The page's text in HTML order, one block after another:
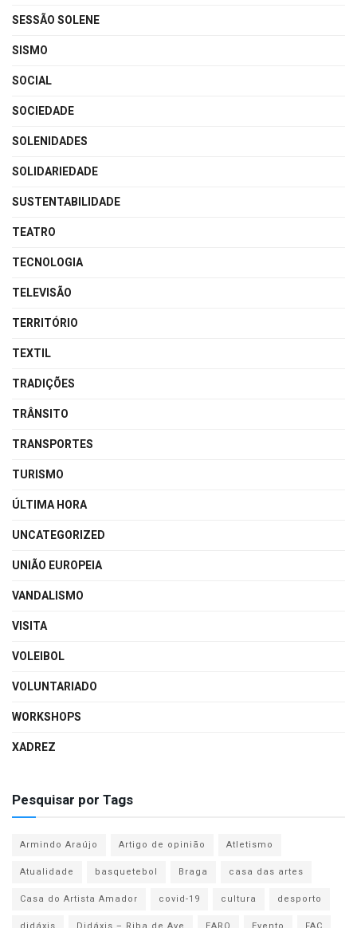
SESSÃO SOLENE
SISMO
SOCIAL
SOCIEDADE
SOLENIDADES
SOLIDARIEDADE
SUSTENTABILIDADE
TEATRO
TECNOLOGIA
TELEVISÃO
TERRITÓRIO
TEXTIL
TRADIÇÕES
TRÂNSITO
TRANSPORTES
TURISMO
ÚLTIMA HORA
UNCATEGORIZED
UNIÃO EUROPEIA
VANDALISMO
VISITA
VOLEIBOL
VOLUNTARIADO
WORKSHOPS
XADREZ
Pesquisar por Tags
Armindo Araújo Artigo de opinião
Atletismo
Atualidade
basquetebol Braga
casa das artes
Casa do Artista Amador
covid-19 cultura
desporto